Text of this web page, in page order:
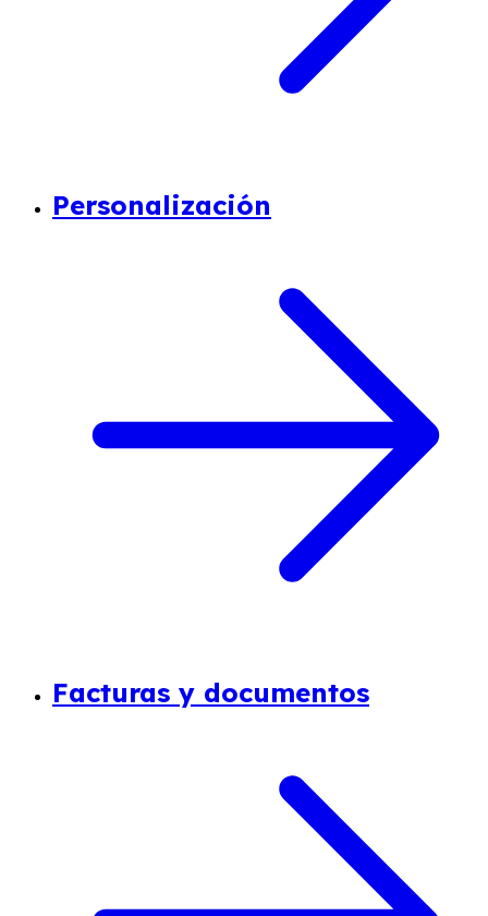
Personalización
Facturas y documentos